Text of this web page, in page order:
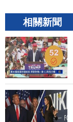
相關新聞